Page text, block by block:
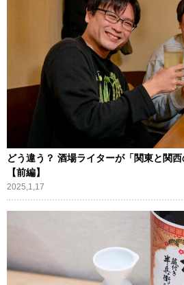
どう違う？ 酒場ライターが「関東と関
【前編】
2025,1,17